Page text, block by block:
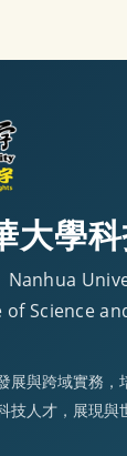
大學
Nanhua
of Science
展與跨域實務，
技人才，展現與